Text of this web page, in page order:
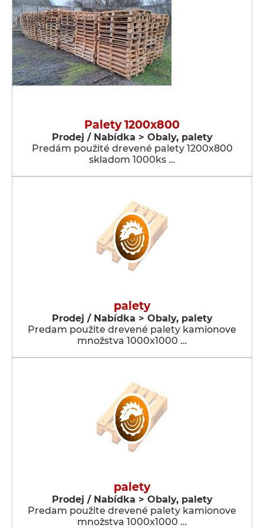
Palety 1200x800
Prodej / Nabídka > Obaly, palety
Predám použité drevené palety 1200x800
skladom 1000ks …
palety
Prodej / Nabídka > Obaly, palety
Predam použite drevené palety kamionove
množstva 1000x1000 …
palety
Prodej / Nabídka > Obaly, palety
Predam použite drevené palety kamionove
množstva 1000x1000 …